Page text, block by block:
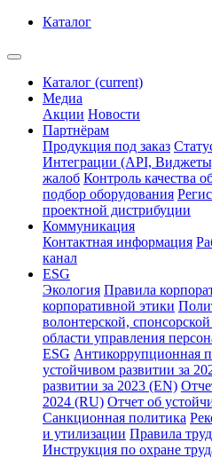
Каталог
Каталог (current)
Медиа
Акции Новости
Партнёрам
Продукция под заказ
Интеграции (API,
жалоб Контроль качества
подбор оборудования
проектной дистрибуции
Коммуникация
Контактная информация
канал
ESG
Экология Правила
корпоративной этики
волонтерской, спонсорской
области управления
ESG Антикоррупционная
устойчивом развитии за
развитии за 2023 (EN)
2024 (RU) Отчет об
Санкционная политика
и утилизации Правила
Инструкция по охране